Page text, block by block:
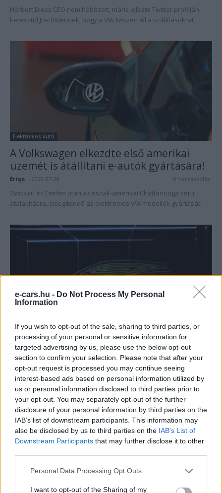
e-cars.hu - Do Not Process My Personal
Information
If you wish to opt-out of the sale, sharing to third parties, or
processing of your personal or sensitive information for
targeted advertising by us, please use the below opt-out
section to confirm your selection. Please note that after your
opt-out request is processed you may continue seeing
interest-based ads based on personal information utilized by
us or personal information disclosed to third parties prior to
your opt-out. You may separately opt-out of the further
disclosure of your personal information by third parties on the
IAB’s list of downstream participants. This information may
also be disclosed by us to third parties on the IAB’s List of
Downstream Participants that may further disclose it to other
Personal Data Processing Opt Outs
I want to opt-out of the Sharing of my
Herbert Diess CEO nem habozott, máris jelezte Twitter profilján
keresztül Joe Bidennek, hogy a VW készen áll a szállításokra!
Elektromos autó
A Volkswagen elkezdte első amerikai
üzemét is átállítani e-autók gyártására!
Eriqo 2020-07-28 0 hozzászólás
Zwickau és Emden után az észak-amerikai Chattanooga kerül
átalakításra, elsegítendő az elektromos VW modellek gyártását!
Felkészült a Volkswagen az ID. Crozz
gyártására!
0 hozzászólás
Sajnos még így is 2 évet várni kell az amerikai CROZZ gyártására!
Legolvasottabb cikkek
8500-an rendeltek vakon egy autót, amit
nem láttak — megkezdődött a...
aránya – közben átrendeződött a márkák